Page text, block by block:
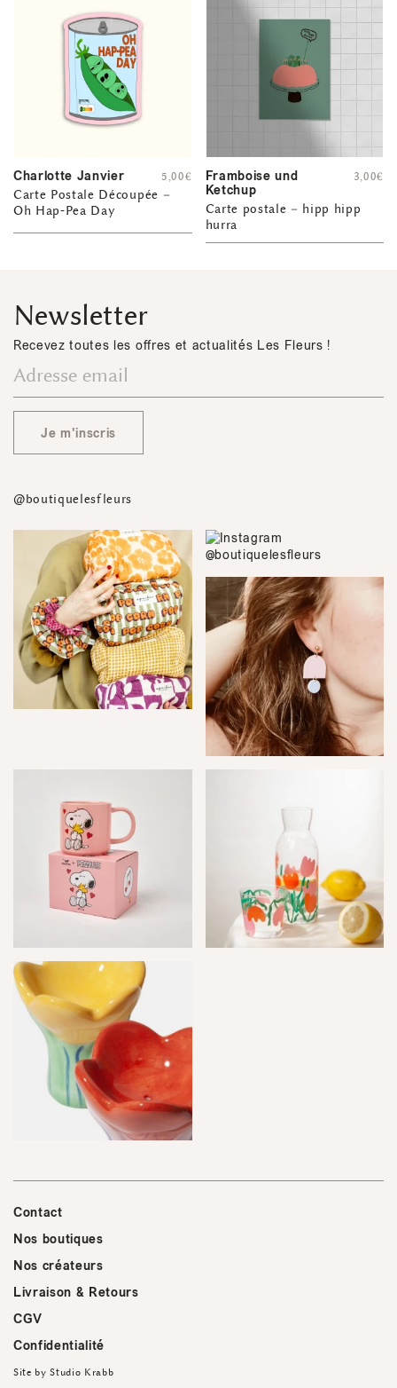
Charlotte Janvier
Carte Postale Découpée –
Oh Hap-Pea Day
5,00€
Framboise und
Ketchup
Carte postale – hipp hipp
hurra
3,00€
Newsletter
Recevez toutes les offres et actualités Les Fleurs !
Je m'inscris
@boutiquelesfleurs
Contact
Nos boutiques
Nos créateurs
Livraison & Retours
CGV
Confidentialité
Site byStudio Krabb